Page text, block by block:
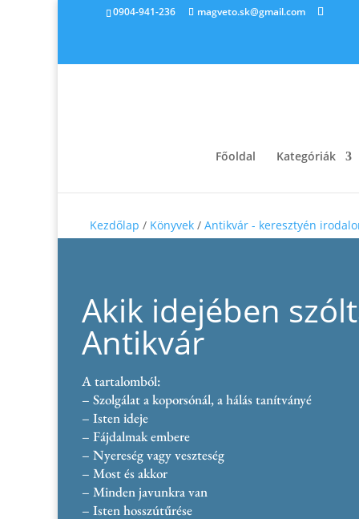
0904-941-236 magveto.sk@gmail.com
Főoldal Kategóriák
Kezdőlap / Könyvek / Antikvár - keresztyén
Akik idejében
Antikvár
A tartalomból:
– Szolgálat a koporsónál, a hálás tanítványé
– Isten ideje
– Fájdalmak embere
– Nyereség vagy veszteség
– Most és akkor
– Minden javunkra van
– Isten hosszútűrése